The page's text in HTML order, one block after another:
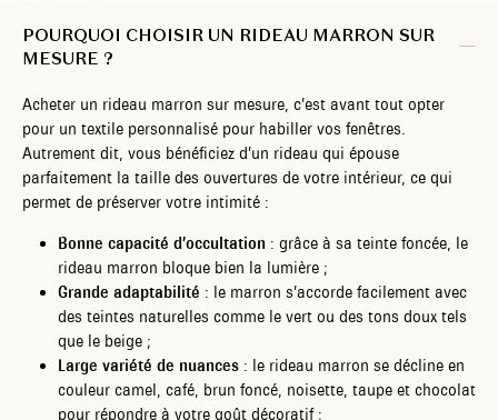
POURQUOI CHOISIR UN RIDEAU MARRON SUR
MESURE ?
Acheter un rideau marron sur mesure, c’est avant tout opter
pour un textile personnalisé pour habiller vos fenêtres.
Autrement dit, vous bénéficiez d’un rideau qui épouse
parfaitement la taille des ouvertures de votre intérieur, ce qui
permet de préserver votre intimité :
Bonne capacité d’occultation : grâce à sa teinte foncée, le
rideau marron bloque bien la lumière ;
Grande adaptabilité : le marron s’accorde facilement avec
des teintes naturelles comme le vert ou des tons doux tels
que le beige ;
Large variété de nuances : le rideau marron se décline en
couleur camel, café, brun foncé, noisette, taupe et chocolat
pour répondre à votre goût décoratif ;